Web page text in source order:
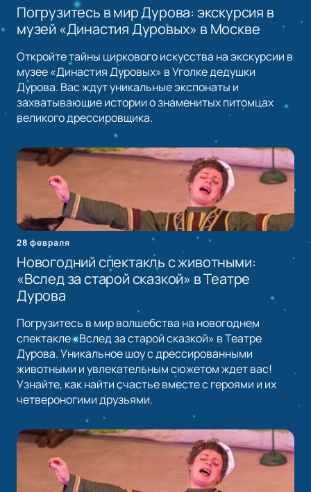
Погрузитесь в мир Дурова: экскурсия в
музей «Династия Дуровых» в Москве
Откройте тайны циркового искусства на экскурсии в
музее «Династия Дуровых» в Уголке дедушки
Дурова. Вас ждут уникальные экспонаты и
захватывающие истории о знаменитых питомцах
великого дрессировщика.
28 февраля
Новогодний спектакль с животными:
«Вслед за старой сказкой» в Театре
Дурова
Погрузитесь в мир волшебства на новогоднем
спектакле «Вслед за старой сказкой» в Театре
Дурова. Уникальное шоу с дрессированными
животными и увлекательным сюжетом ждет вас!
Узнайте, как найти счастье вместе с героями и их
четвероногими друзьями.